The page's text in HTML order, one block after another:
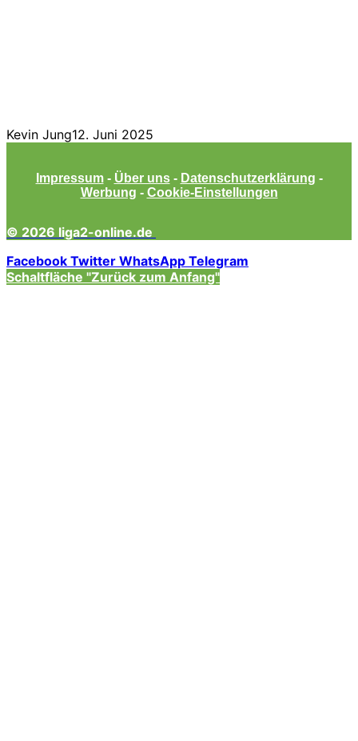
Kevin Jung12. Juni 2025
Impressum - Über uns - Datenschutzerklärung -
Werbung - Cookie-Einstellungen
© 2026 liga2-online.de
Facebook Twitter WhatsApp Telegram
Schaltfläche "Zurück zum Anfang"